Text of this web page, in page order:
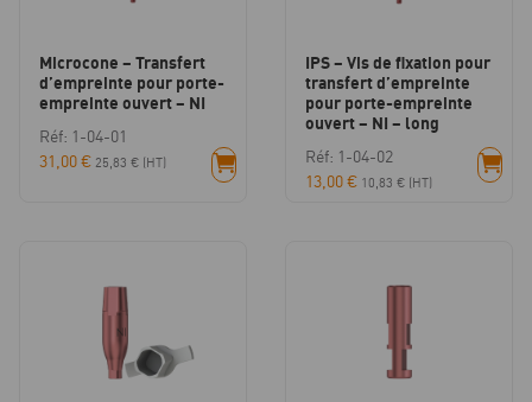
Microcone – Transfert
d’empreinte pour porte-
empreinte ouvert – NI
Réf: 1-04-01
31,00€ 25,83 € (HT)
IPS – Vis de fixation pour
transfert d’empreinte
pour porte-empreinte
ouvert – NI – long
Réf: 1-04-02
13,00€ 10,83 € (HT)